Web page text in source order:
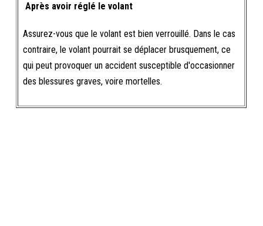
Après avoir réglé le volant
Assurez-vous que le volant est bien verrouillé. Dans le cas
contraire, le volant pourrait se déplacer brusquement, ce
qui peut provoquer un accident susceptible d'occasionner
des blessures graves, voire mortelles.